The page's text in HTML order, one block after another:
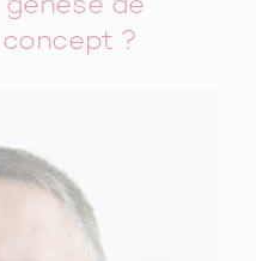
de
concept ?